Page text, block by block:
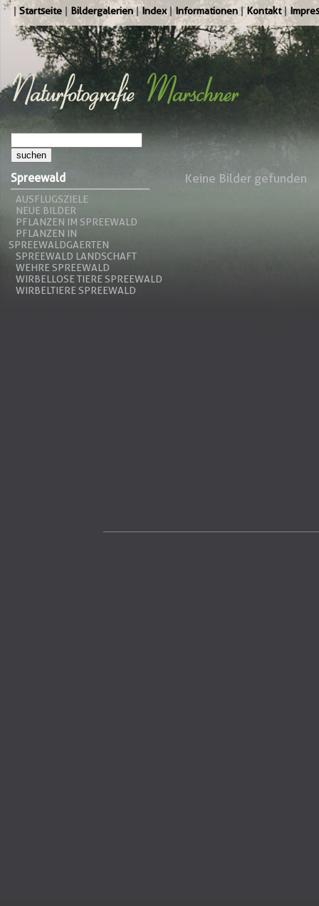
Startseite Bildergalerien Index Informationen Kontakt
Spreewald
AUSFLUGSZIELE
NEUE BILDER
PFLANZEN IM SPREEWALD
PFLANZEN IN
SPREEWALDGAERTEN
SPREEWALD LANDSCHAFT
WEHRE SPREEWALD
WIRBELLOSE TIERE SPREEWALD
WIRBELTIERE SPREEWALD
Keine Bilder gefunden